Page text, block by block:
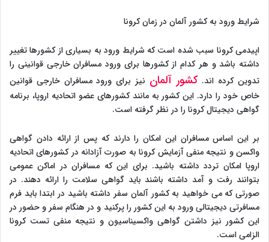
شرایط ورود به کشور آلمان در زمان کرونا
اپیدمی کرونا سبب شده است که شرایط ورود به بسیاری از کشورها تغییر
داشته باشد و هر کدام از کشورها برای ورود مسافران خارجی قوانینی را
تدوین کرده اند.کشور آلمان نیز برای ورود مسافران خارجی قوانین
خاص خود را دارد. این کشور به مانند کشورهای عضو اتحادیه اروپا، برنامه
گواهی دیجیتال کرونا را در نظر گرفته است.
بر این اساس مسافران این امکان را دارند که پس از ارائه دادن گواهی
واکسن و نتیجه منفی آزمایش کرونا به صورت آزادانه در کشورهای اتحادیه
اروپا امکان تردد داشته باشید. برای این که مسافران در اماکن عمومی
بتوانند رفت و آمد داشته باشند باید گواهی سلامت را ارائه دهند. در
صورتی که می خواهید به کشور آلمان سفر داشته باشید در ابتدا باید فرم
مسافرتی دیجیتالی ورود به این کشور را پرکنید و در هنگام سفر و حضور در
این کشور نیز داشتن گواهی واکسیناسیون و نتیجه منفی تست کرونا
الزامی است.